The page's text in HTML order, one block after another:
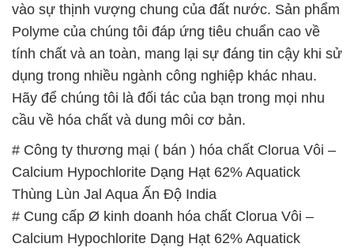
vào sự thịnh vượng chung của đất nước. Sản phẩm
Polyme của chúng tôi đáp ứng tiêu chuẩn cao về
tính chất và an toàn, mang lại sự đáng tin cậy khi sử
dụng trong nhiều ngành công nghiệp khác nhau.
Hãy để chúng tôi là đối tác của bạn trong mọi nhu
cầu về hóa chất và dung môi cơ bản.
# Công ty thương mại ( bán ) hóa chất Clorua Vôi –
Calcium Hypochlorite Dạng Hạt 62% Aquatick
Thùng Lùn Jal Aqua Ấn Độ India
# Cung cấp Ø kinh doanh hóa chất Clorua Vôi –
Calcium Hypochlorite Dạng Hạt 62% Aquatick